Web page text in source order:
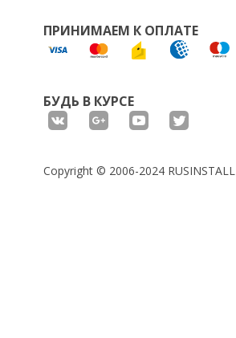
ПРИНИМАЕМ К ОПЛАТЕ
БУДЬ В КУРСЕ
Copyright © 2006-2024 RUSINSTALL